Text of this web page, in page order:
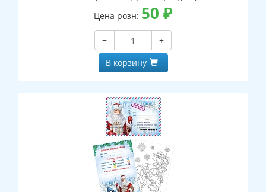
Цена розн: 50 ₽
−
+
В корзину